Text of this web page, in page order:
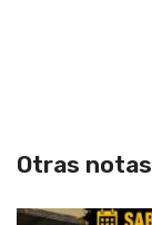
Otras notas